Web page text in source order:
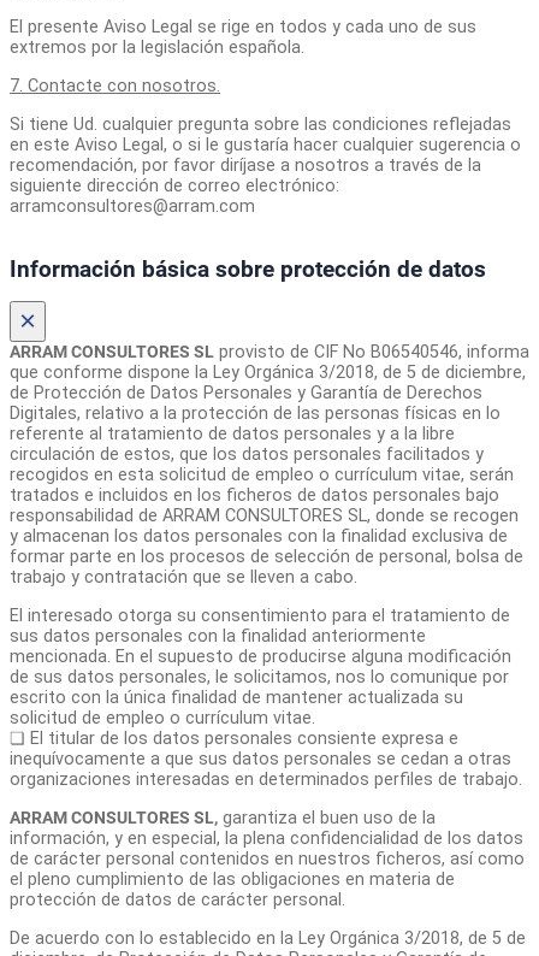
El presente Aviso Legal se rige en todos y cada uno de sus
extremos por la legislación española.
7. Contacte con nosotros.
Si tiene Ud. cualquier pregunta sobre las condiciones reflejadas
en este Aviso Legal, o si le gustaría hacer cualquier sugerencia o
recomendación, por favor diríjase a nosotros a través de la
siguiente dirección de correo electrónico:
arramconsultores@arram.com
Información básica sobre protección de datos
×
ARRAM CONSULTORES SL provisto de CIF No B06540546, informa
que conforme dispone la Ley Orgánica 3/2018, de 5 de diciembre,
de Protección de Datos Personales y Garantía de Derechos
Digitales, relativo a la protección de las personas físicas en lo
referente al tratamiento de datos personales y a la libre
circulación de estos, que los datos personales facilitados y
recogidos en esta solicitud de empleo o currículum vitae, serán
tratados e incluidos en los ficheros de datos personales bajo
responsabilidad de ARRAM CONSULTORES SL, donde se recogen
y almacenan los datos personales con la finalidad exclusiva de
formar parte en los procesos de selección de personal, bolsa de
trabajo y contratación que se lleven a cabo.
El interesado otorga su consentimiento para el tratamiento de
sus datos personales con la finalidad anteriormente
mencionada. En el supuesto de producirse alguna modificación
de sus datos personales, le solicitamos, nos lo comunique por
escrito con la única finalidad de mantener actualizada su
solicitud de empleo o currículum vitae.
❏ El titular de los datos personales consiente expresa e
inequívocamente a que sus datos personales se cedan a otras
organizaciones interesadas en determinados perfiles de trabajo.
ARRAM CONSULTORES SL, garantiza el buen uso de la
información, y en especial, la plena confidencialidad de los datos
de carácter personal contenidos en nuestros ficheros, así como
el pleno cumplimiento de las obligaciones en materia de
protección de datos de carácter personal.
De acuerdo con lo establecido en la Ley Orgánica 3/2018, de 5 de